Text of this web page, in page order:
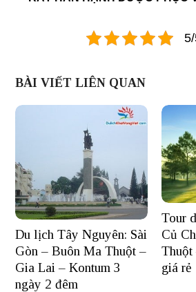
BÀI VIẾT LIÊN QUAN
Du lịch Tây Nguyên: Sài
Gòn – Buôn Ma Thuột –
Gia Lai – Kontum 3
ngày 2 đêm
Tour
Củ
giá rẻ